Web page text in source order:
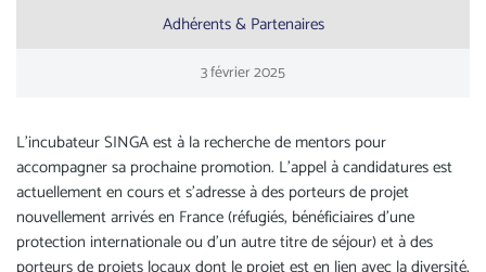
Adhérents & Partenaires
3février2025
L’incubateur SINGA est à la recherche de mentors pour
accompagner sa prochaine promotion. L’appel à candidatures est
actuellement en cours et s’adresse à des porteurs de projet
nouvellement arrivés en France (réfugiés, bénéficiaires d’une
protection internationale ou d'un autre titre de séjour) et à des